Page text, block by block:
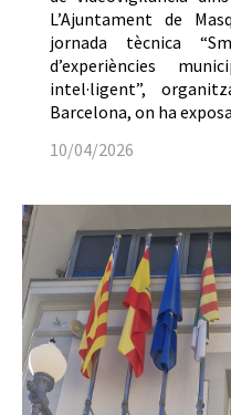
L’Ajuntament de
jornada tècnica
d’experiències
intel·ligent”,
Barcelona, on ha
10/04/2026